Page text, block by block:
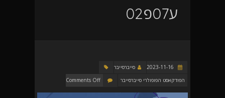
ע07פ02
סייברסייבר
הפודקאסט הפופולרי סייברסייבר
Comments Off